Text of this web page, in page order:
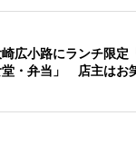
広小路にランチ限定
・弁当」 店主はお